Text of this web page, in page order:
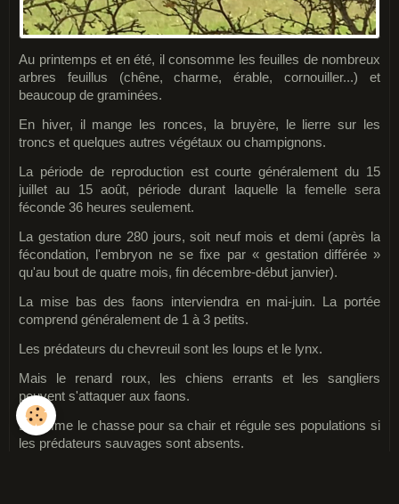
Au printemps et en été, il consomme les feuilles de nombreux
arbres feuillus (chêne, charme, érable, cornouiller...) et
beaucoup de graminées.
En hiver, il mange les ronces, la bruyère, le lierre sur les
troncs et quelques autres végétaux ou champignons.
La période de reproduction est courte généralement du 15
juillet au 15 août, période durant laquelle la femelle sera
féconde 36 heures seulement.
La gestation dure 280 jours, soit neuf mois et demi (après la
fécondation, l'embryon ne se fixe par « gestation différée »
qu'au bout de quatre mois, fin décembre-début janvier).
La mise bas des faons interviendra en mai-juin.
La portée
comprend généralement de 1 à 3 petits.
Les prédateurs du chevreuil sont les loups et le lynx.
Mais le renard roux, les chiens errants et les sangliers
peuvent s'attaquer aux faons.
L'homme le chasse pour sa chair et régule ses populations si
les prédateurs sauvages sont absents.